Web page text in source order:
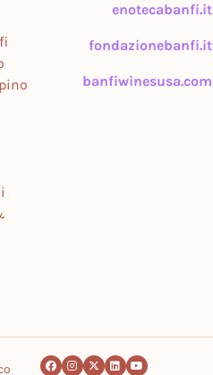
enotecabanfi.it
fondazionebanfi.it
banfiwinesusa.com